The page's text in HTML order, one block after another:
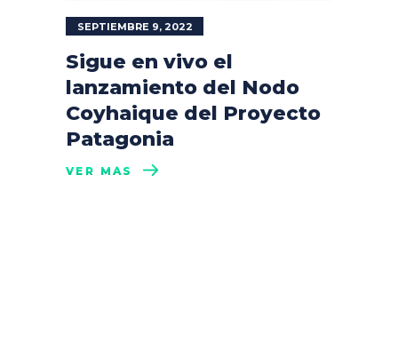
SEPTIEMBRE 9, 2022
Sigue en vivo el
lanzamiento del Nodo
Coyhaique del Proyecto
Patagonia
VER MÁS